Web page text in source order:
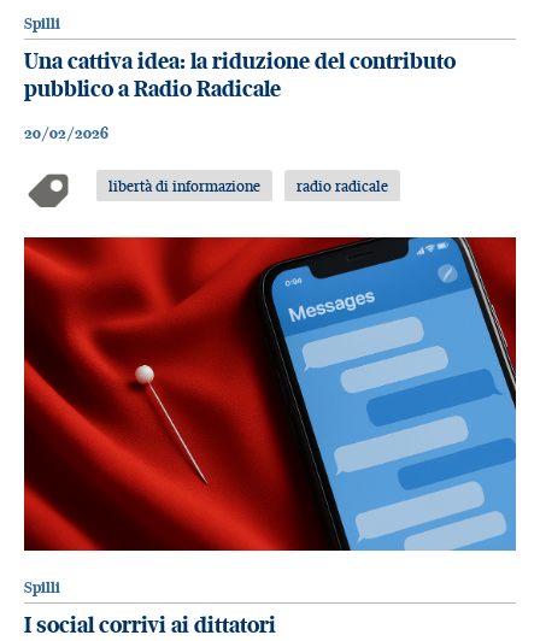
Spilli
Una cattiva idea: la riduzione del contributo
pubblico a Radio Radicale
20/02/2026
libertà di informazione radio radicale
Spilli
I social corrivi ai dittatori